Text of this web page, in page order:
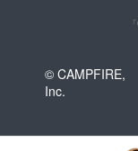
© CAMPFIRE,
Inc.